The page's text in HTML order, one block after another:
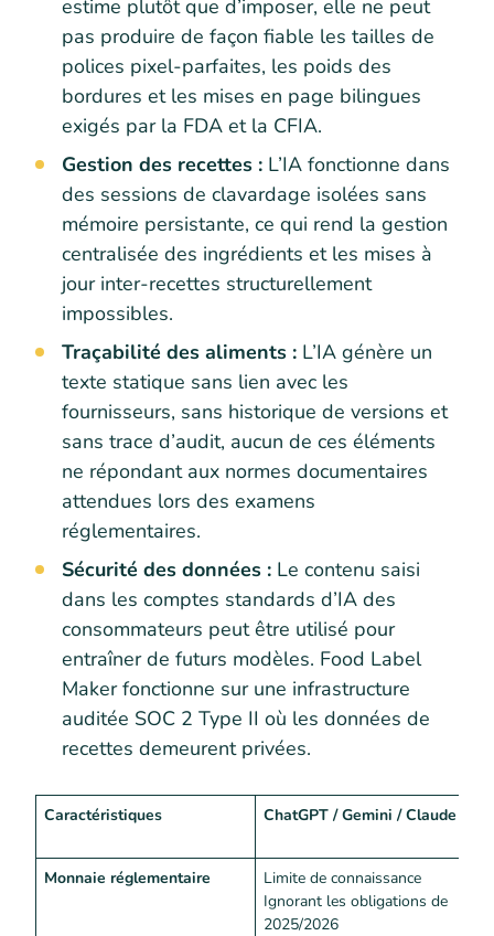
estime plutôt que d’imposer, elle ne peut
pas produire de façon fiable les tailles de
polices pixel-parfaites, les poids des
bordures et les mises en page bilingues
exigés par la FDA et la CFIA.
Gestion des recettes : L’IA fonctionne dans
des sessions de clavardage isolées sans
mémoire persistante, ce qui rend la gestion
centralisée des ingrédients et les mises à
jour inter-recettes structurellement
impossibles.
Traçabilité des aliments : L’IA génère un
texte statique sans lien avec les
fournisseurs, sans historique de versions et
sans trace d’audit, aucun de ces éléments
ne répondant aux normes documentaires
attendues lors des examens
réglementaires.
Sécurité des données : Le contenu saisi
dans les comptes standards d’IA des
consommateurs peut être utilisé pour
entraîner de futurs modèles. Food Label
Maker fonctionne sur une infrastructure
auditée SOC 2 Type II où les données de
recettes demeurent privées.
Caractéristiques ChatGPT / Gemini / Claude
Monnaie réglementaire
Limite de connaissance
Ignorant les obligations de
2025/2026